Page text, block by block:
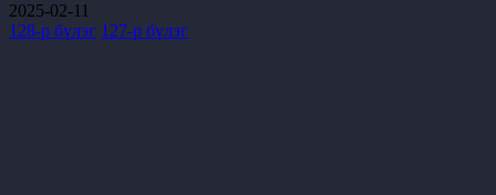
2025-02-11
128-р бүлэг 127-р бүлэг